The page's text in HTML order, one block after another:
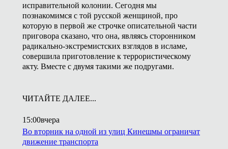
исправительной колонии. Сегодня мы
познакомимся с той русской женщиной, про
которую в первой же строчке описательной части
приговора сказано, что она, являясь сторонником
радикально-экстремистских взглядов в исламе,
совершила приготовление к террористическому
акту. Вместе с двумя такими же подругами.
ЧИТАЙТЕ ДАЛЕЕ...
15:00вчера
Во вторник на одной из улиц Кинешмы ограничат
движение транспорта